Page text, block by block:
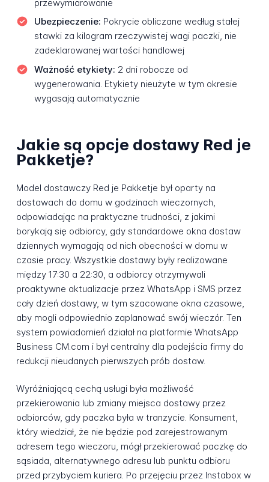
przewymiarowanie
Ubezpieczenie: Pokrycie obliczane według stałej
stawki za kilogram rzeczywistej wagi paczki, nie
zadeklarowanej wartości handlowej
Ważność etykiety: 2 dni robocze od
wygenerowania. Etykiety nieużyte w tym okresie
wygasają automatycznie
Jakie są opcje dostawy Red je
Pakketje?
Model dostawczy Red je Pakketje był oparty na
dostawach do domu w godzinach wieczornych,
odpowiadając na praktyczne trudności, z jakimi
borykają się odbiorcy, gdy standardowe okna dostaw
dziennych wymagają od nich obecności w domu w
czasie pracy. Wszystkie dostawy były realizowane
między 17:30 a 22:30, a odbiorcy otrzymywali
proaktywne aktualizacje przez WhatsApp i SMS przez
cały dzień dostawy, w tym szacowane okna czasowe,
aby mogli odpowiednio zaplanować swój wieczór. Ten
system powiadomień działał na platformie WhatsApp
Business CM.com i był centralny dla podejścia firmy do
redukcji nieudanych pierwszych prób dostaw.
Wyróżniającą cechą usługi była możliwość
przekierowania lub zmiany miejsca dostawy przez
odbiorców, gdy paczka była w tranzycie. Konsument,
który wiedział, że nie będzie pod zarejestrowanym
adresem tego wieczoru, mógł przekierować paczkę do
sąsiada, alternatywnego adresu lub punktu odbioru
przed przybyciem kuriera. Po przejęciu przez Instabox w